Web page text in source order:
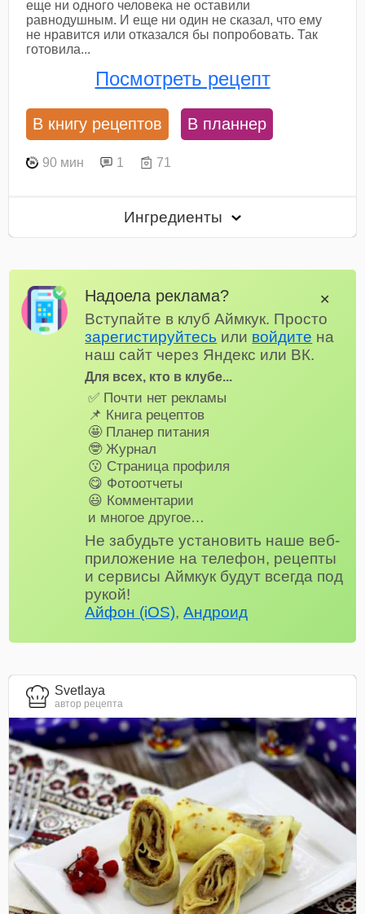
еще ни одного человека не оставили
равнодушным. И еще ни один не сказал, что ему
не нравится или отказался бы попробовать. Так
готовила...
Посмотреть рецепт
В книгу рецептов В планнер
90 мин 1 71
Ингредиенты
Надоела реклама?
Вступайте в клуб Аймкук. Просто
зарегистируйтесь или войдите на
наш сайт через Яндекс или ВК.
Для всех, кто в клубе...
✅ Почти нет рекламы
📌 Книга рецептов
🤩 Планер питания
🤓 Журнал
😗 Страница профиля
😋 Фотоотчеты
😃 Комментарии
и многое другое…
Не забудьте установить наше веб-
приложение на телефон, рецепты
и сервисы Аймкук будут всегда под
рукой!
Айфон (iOS),Андроид
✕
Svetlaya
автор рецепта